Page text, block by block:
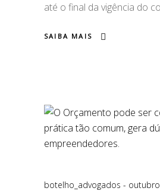
até o final da vigência do
SAIBA MAIS
botelho_advogados